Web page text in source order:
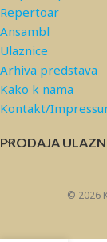
Repertoar
Ansambl
Ulaznice
Arhiva predstava
Kako k nama
Kontakt/
PRODAJA
© 2026